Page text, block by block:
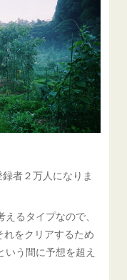
者２万人になりま
るタイプなので、
をクリアするため
う間に予想を超え